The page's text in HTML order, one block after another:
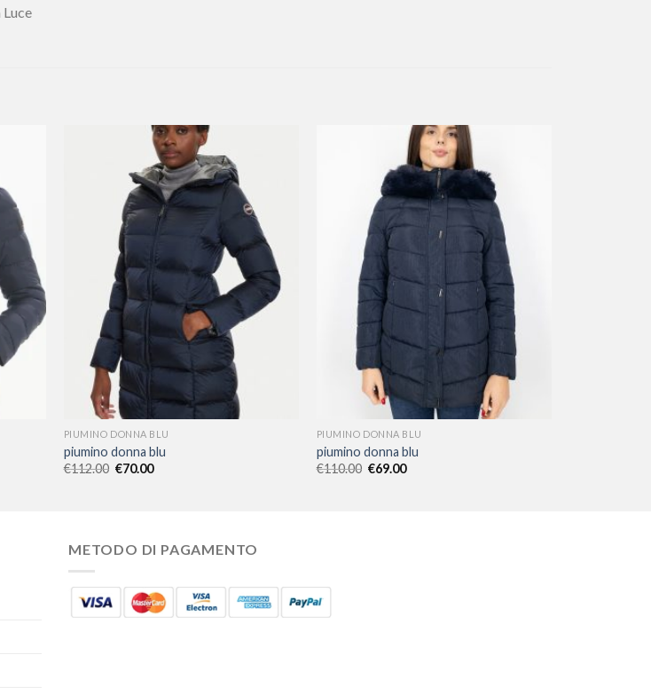
PIUMINO DONNA BLU
piumino donna blu
€112.00 €70.00
PIUMINO DONNA BLU
piumino donna blu
€110.00 €69.00
METODO DI PAGAMENTO